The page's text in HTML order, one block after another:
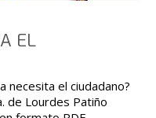
EL
de Lourdes Patiño